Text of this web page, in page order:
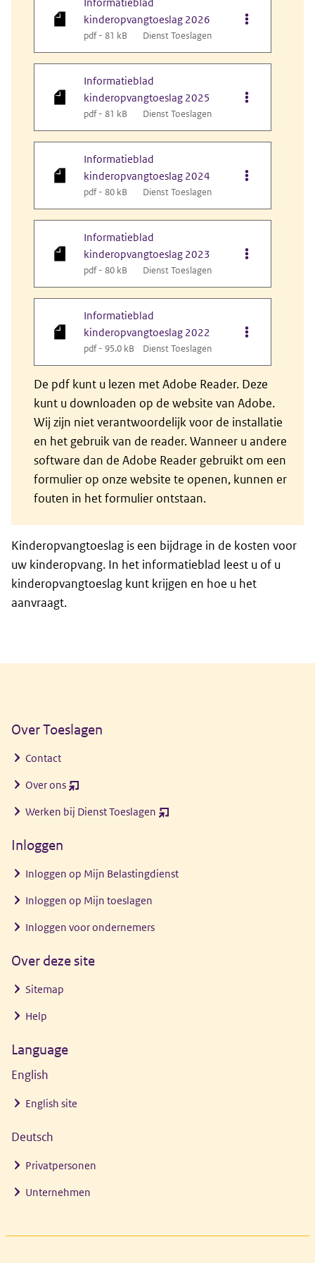
kinderopvangtoeslag 2026
pdf - 81 kB Dienst Toeslagen
Opties van
Informatieblad
kinderopvangtoeslag 2025
pdf - 81 kB Dienst Toeslagen
Opties van
Informatieblad
kinderopvangtoeslag 2024
pdf - 80 kB Dienst Toeslagen
Opties van
Informatieblad
kinderopvangtoeslag 2023
pdf - 80 kB Dienst Toeslagen
Opties van
Informatieblad
kinderopvangtoeslag 2022
pdf - 95.0 kB Dienst Toeslagen
Opties van
De pdf kunt u lezen met Adobe Reader. Deze
kunt u downloaden op de website van Adobe.
Wij zijn niet verantwoordelijk voor de installatie
en het gebruik van de reader. Wanneer u andere
software dan de Adobe Reader gebruikt om een
formulier op onze website te openen, kunnen er
fouten in het formulier ontstaan.
Kinderopvangtoeslag is een bijdrage in de kosten voor
uw kinderopvang. In het informatieblad leest u of u
kinderopvangtoeslag kunt krijgen en hoe u het
aanvraagt.
Over Toeslagen
Contact
Over ons (opent
venster)
Werken bij Dienst Toeslagen (opent
Inloggen
Inloggen op Mijn Belastingdienst
Inloggen op Mijn toeslagen
Inloggen voor ondernemers
Over deze site
Sitemap
Help
Language
English
English site
Deutsch
Privatpersonen
Unternehmen